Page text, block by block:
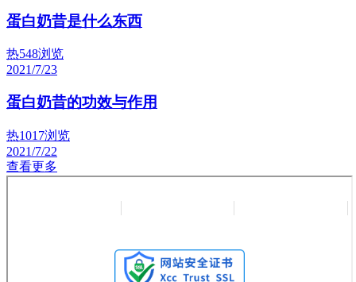
蛋白奶昔是什么东西
热548浏览
2021/7/23
蛋白奶昔的功效与作用
热1017浏览
2021/7/22
查看更多